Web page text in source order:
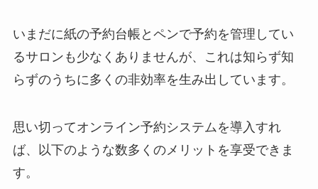
いまだに紙の予約台帳とペンで予約を管理してい
るサロンも少なくありませんが、これは知らず知
らずのうちに多くの非効率を生み出しています。
思い切ってオンライン予約システムを導入すれ
ば、以下のような数多くのメリットを享受できま
す。